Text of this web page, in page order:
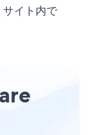
サイト内で